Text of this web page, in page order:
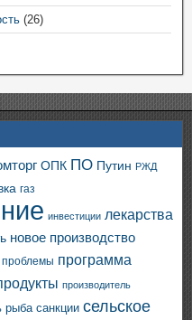
(26)
ОПК ПО Путин РЖД
газ
инвестиции лекарства
новое производство
проблемы программа
производитель
рыба санкции сельское